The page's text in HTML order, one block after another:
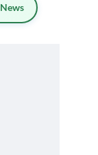
News